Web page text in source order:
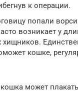
к операции.
попали
возникает у
хищников.
кошке,
может